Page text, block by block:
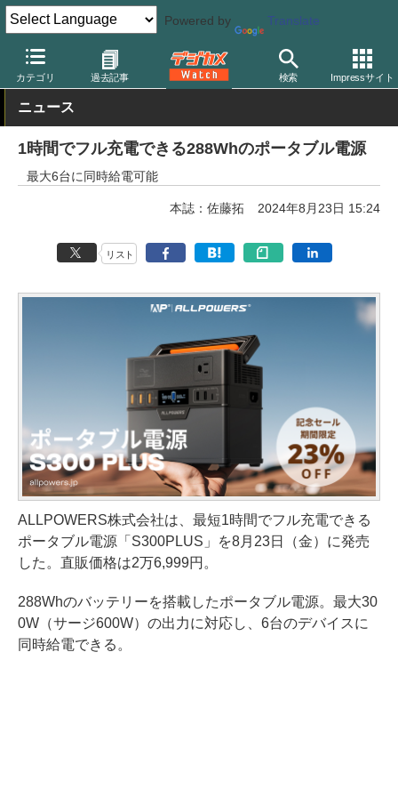
Powered by Translate
カテゴリ 過去記事 検索 Impressサイト
デジカメ Watch 撮影用品
ニュース
1時間でフル充電できる288Whのポータブル電源
最大6台に同時給電可能
本誌：佐藤拓 2024年8月23日 15:24
リスト
ALLPOWERS株式会社は、最短1時間でフル充電できる
ポータブル電源「S300PLUS」を8月23日（金）に発売
した。直販価格は2万6,999円。
288Whのバッテリーを搭載したポータブル電源。最大30
0W（サージ600W）の出力に対応し、6台のデバイスに
同時給電できる。